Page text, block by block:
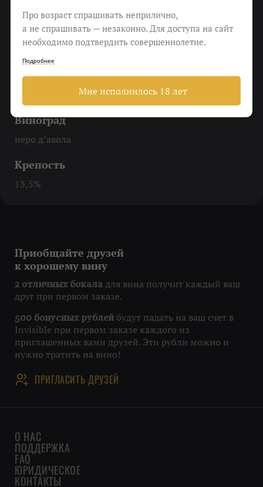
Жареный рис с баклажанами, рагу из овощей,
перепелка и гусь
Пить
Чтобы почувствовать превосходство над
обстоятельствами
Виноград
неро д’авола
Крепость
13,5%
Приобщайте друзей
к хорошему вину
2 отличных бокала для вина получит каждый ваш
друг при первом заказе.
500 бонусных рублей будут падать на ваш счет в
Invisible при первом заказе каждого из
приглашенных вами друзей. Эти рубли можно и
нужно тратить на вино!
ПРИГЛАСИТЬ ДРУЗЕЙ
О НАС
ПОДДЕРЖКА
FAQ
ЮРИДИЧЕСКОЕ
КОНТАКТЫ
Про возраст спрашивать неприлично,
а не спрашивать — незаконно. Для доступа на сайт
необходимо подтвердить совершеннолетие.
Подробнее
Мне исполнилось 18 лет